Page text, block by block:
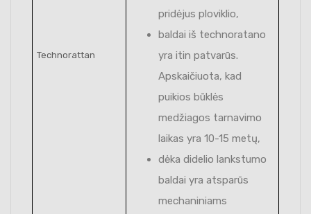
Technorattan
pridėjus ploviklio,
baldai iš technoratano
yra itin patvarūs.
Apskaičiuota, kad
puikios būklės
medžiagos tarnavimo
laikas yra 10-15 metų,
dėka didelio lankstumo
baldai yra atsparūs
mechaniniams